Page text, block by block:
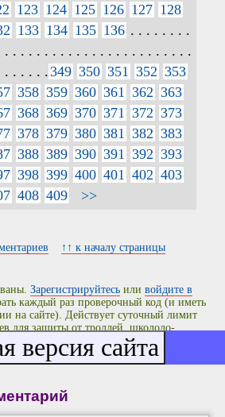
123 124 125 126 127 128
133 134 135 136 . . . . . . . .
. . . . . . . . . . . . . . . . . . . . . . . .
. . . . . .349 350 351 352 353
358 359 360 361 362 363
368 369 370 371 372 373
378 379 380 381 382 383
388 389 390 391 392 393
398 399 400 401 402 403
408 409 >>
↑↑ к началу страницы
Зарегистрируйтесь иливойдите в
каждый раз проверочный код (и иметь
на сайте). Действует суточный лимит
для защиты от троллей, школоло-
текущий момент осталось комментариев: